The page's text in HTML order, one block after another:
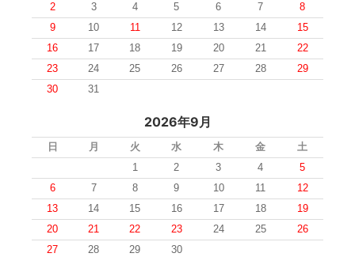
2
3 4 5 6 7
8
9
10 11 12 13 14
15
16
17 18 19 20 21
22
23
24 25 26 27 28
29
30
31
2026年9月
日 月 火 水 木 金
土
1
2 3 4
5
6
7 8 9 10 11
12
13
14 15 16 17 18
19
20
21 22 23 24 25
26
27
28 29 30